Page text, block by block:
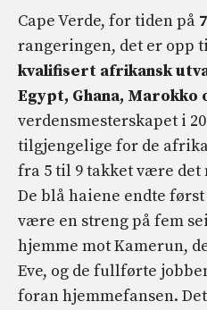
Cape Verde, for tiden på
rangeringen, det er opp
kvalifisert afrikansk
Egypt, Ghana, Marokko
verdensmesterskapet i
tilgjengelige for de
fra 5 til 9 takket være det
De blå haiene endte
være en streng på fem
hjemme mot Kamerun,
Eve, og de fullførte
foran hjemmefansen.